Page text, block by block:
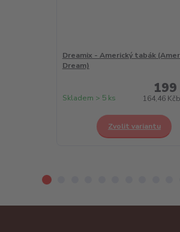
Dreamix - Americký tabák
Dream)
199
164,46 Kč
Skladem > 5 ks
Zvolit variantu